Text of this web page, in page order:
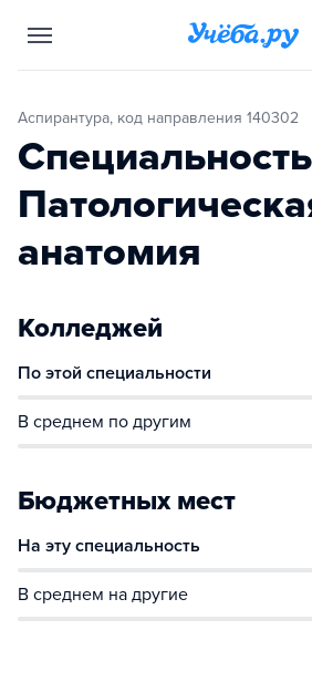
Аспирантура, код направления 140302
Специальность
анатомия
Колледжей
По этой специальности
В среднем по другим
Бюджетных мест
На эту специальность
В среднем на другие